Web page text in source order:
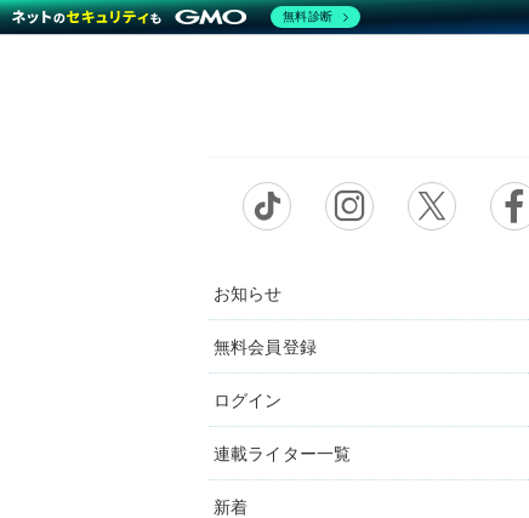
お知らせ
無料会員登録
ログイン
連載ライター一覧
新着
無料診断